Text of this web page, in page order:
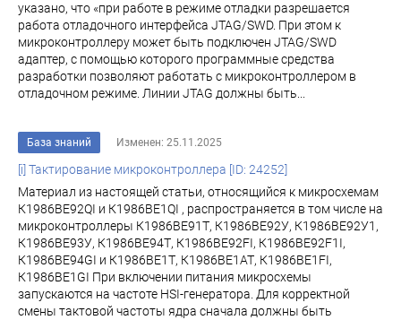
указано, что «при работе в режиме отладки разрешается
работа отладочного интерфейса JTAG/SWD. При этом к
микроконтроллеру может быть подключен JTAG/SWD
адаптер, с помощью которого программные средства
разработки позволяют работать с микроконтроллером в
отладочном режиме. Линии JTAG должны быть...
База знаний Изменен: 25.11.2025
[i] Тактирование микроконтроллера [ID: 24252]
Материал из настоящей статьи, относящийся к микросхемам
К1986ВЕ92QI и К1986ВЕ1QI , распространяется в том числе на
микроконтроллеры К1986ВЕ91Т, К1986ВЕ92У, К1986ВЕ92У1,
К1986ВЕ93У, К1986ВЕ94Т, К1986ВЕ92FI, К1986ВЕ92F1I,
К1986ВЕ94GI и К1986ВЕ1Т, К1986ВЕ1АТ, К1986ВЕ1FI,
К1986ВЕ1GI При включении питания микросхемы
запускаются на частоте HSI-генератора. Для корректной
смены тактовой частоты ядра сначала должны быть